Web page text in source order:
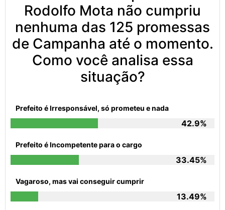
Rodolfo Mota não cumpriu
nenhuma das 125 promessas
de Campanha até o momento.
Como você analisa essa
situação?
Prefeito é Irresponsável, só prometeu e nada
42.9%
Prefeito é Incompetente para o cargo
33.45%
Vagaroso, mas vai conseguir cumprir
13.49%